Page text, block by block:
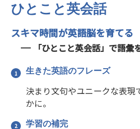
ひとこと英会話
スキマ時間が英語脳を育てる
「ひとこと英会話」で語彙
生きた英語のフレーズ
決まり文句やユニークな表現
かに。
学習の補完